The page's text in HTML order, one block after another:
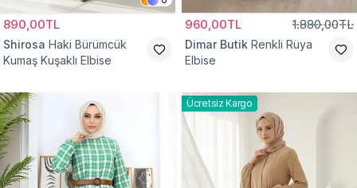
890,00TL
Shirosa Haki Bürümcük
Kumaş Kuşaklı Elbise
960,00TL 1.880,00TL
Dimar Butik Renkli Rüya
Elbise
Ücretsiz Kargo